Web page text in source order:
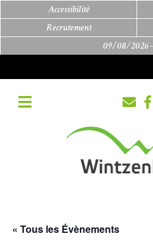
Accessibilité
Recrutement
09/08/2026 -
« Tous les Évènements